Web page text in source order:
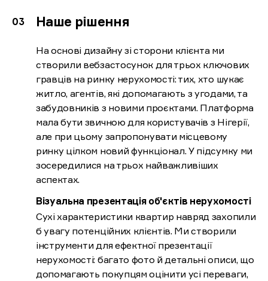
Наше рішення
На основі дизайну зі сторони клієнта ми
створили вебзастосунок для трьох ключових
гравців на ринку нерухомості: тих, хто шукає
житло, агентів, які допомагають з угодами, та
забудовників з новими проєктами. Платформа
мала бути звичною для користувачів з Нігерії,
але при цьому запропонувати місцевому
ринку цілком новий функціонал. У підсумку ми
зосередилися на трьох найважливіших
аспектах.
Візуальна презентація об'єктів нерухомості
Сухі характеристики квартир навряд захопили
б увагу потенційних клієнтів. Ми створили
інструменти для ефектної презентації
нерухомості: багато фото й детальні описи, що
допомагають покупцям оцінити усі переваги,